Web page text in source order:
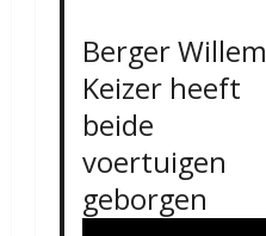
Berger Willem
Keizer heeft
beide
voertuigen
geborgen